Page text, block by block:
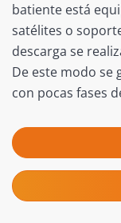
batiente está
satélites o
descarga se
De este modo se
con pocas fases